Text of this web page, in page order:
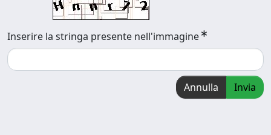
Inserire la stringa presente nell'immagine
Annulla Invia